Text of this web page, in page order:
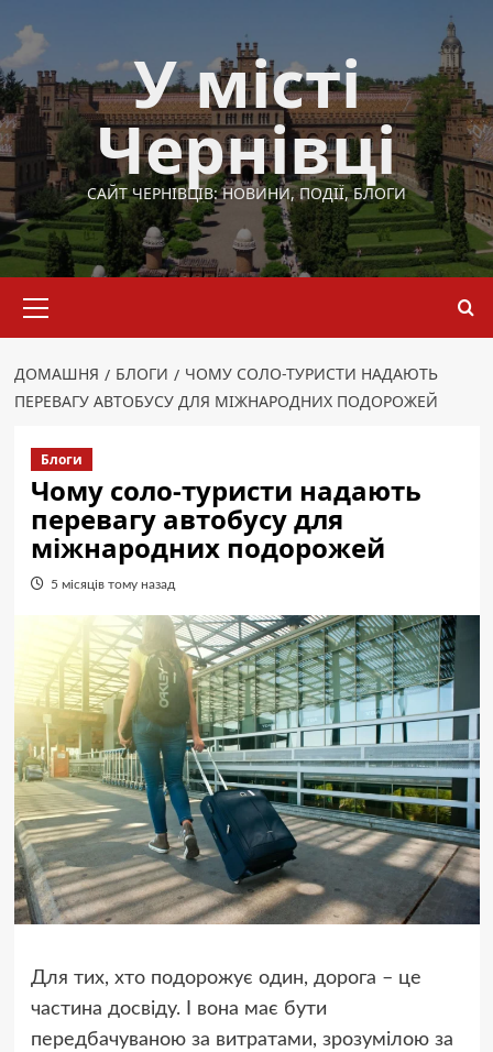
до
вмісту
У місті
Чернівці
САЙТ ЧЕРНІВЦІВ: НОВИНИ, ПОДІЇ, БЛОГИ
меню
ДОМАШНЯ БЛОГИ
ЧОМУ СОЛО-ТУРИСТИ НАДАЮТЬ
ПЕРЕВАГУ АВТОБУСУ ДЛЯ МІЖНАРОДНИХ ПОДОРОЖЕЙ
Блоги
Чому соло-туристи надають
перевагу автобусу для
міжнародних подорожей
5 місяців тому назад
Для тих, хто подорожує один, дорога – це
частина досвіду. І вона має бути
передбачуваною за витратами, зрозумілою за